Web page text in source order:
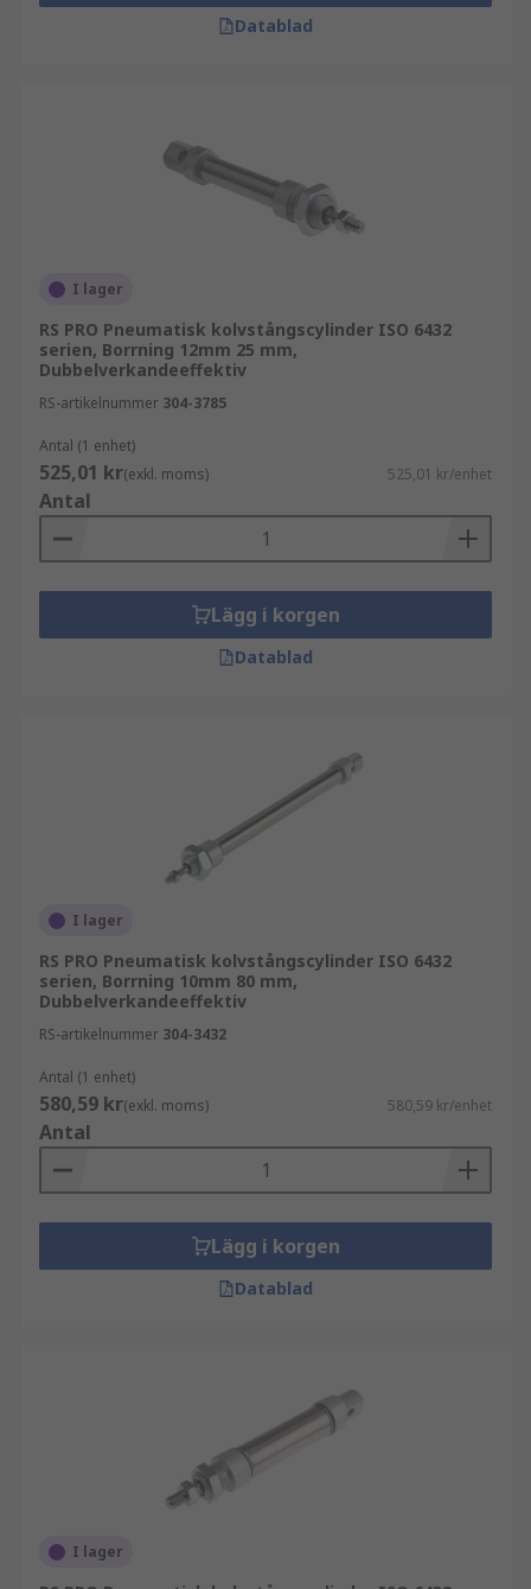
Datablad
I lager
RS PRO Pneumatisk kolvstångscylinder ISO 6432
serien, Borrning 12mm 25 mm,
Dubbelverkandeeffektiv
RS-artikelnummer 304-3785
Antal (1 enhet)
525,01 kr(exkl. moms) 525,01 kr/enhet
Antal
Lägg i korgen
Datablad
I lager
RS PRO Pneumatisk kolvstångscylinder ISO 6432
serien, Borrning 10mm 80 mm,
Dubbelverkandeeffektiv
RS-artikelnummer 304-3432
Antal (1 enhet)
580,59 kr(exkl. moms) 580,59 kr/enhet
Antal
Lägg i korgen
Datablad
I lager